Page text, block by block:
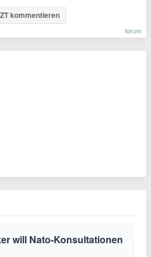
kommentieren
forum
will Nato-Konsultationen